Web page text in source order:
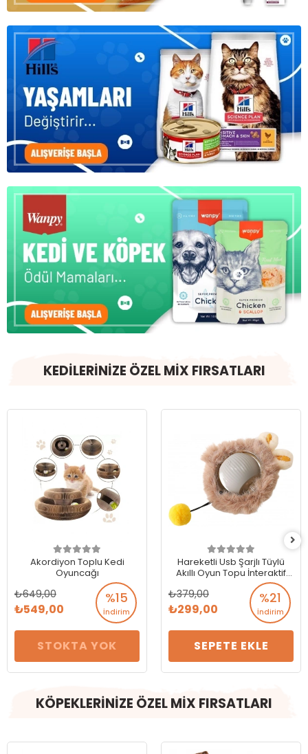
KEDİLERİNİZE ÖZEL MİX FIRSATLARI
Akordiyon Toplu Kedi
Oyuncağı
%15
İndirim
649,00
549,00
STOKTA YOK
Hareketli Usb Şarjlı Tüylü
Akıllı Oyun Topu İnteraktif
Kedi Oyuncağı
%21
İndirim
379,00
299,00
SEPETE EKLE
KÖPEKLERİNİZE ÖZEL MİX FIRSATLARI